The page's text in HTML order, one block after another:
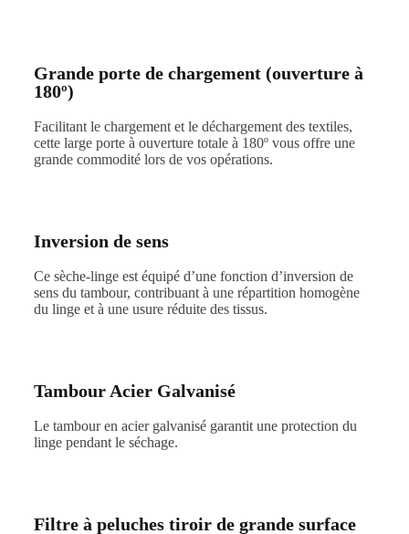
Grande porte de chargement (ouverture à
180º)
Facilitant le chargement et le déchargement des textiles,
cette large porte à ouverture totale à 180º vous offre une
grande commodité lors de vos opérations.
Inversion de sens
Ce sèche-linge est équipé d’une fonction d’inversion de
sens du tambour, contribuant à une répartition homogène
du linge et à une usure réduite des tissus.
Tambour Acier Galvanisé
Le tambour en acier galvanisé garantit une protection du
linge pendant le séchage.
Filtre à peluches tiroir de grande surface